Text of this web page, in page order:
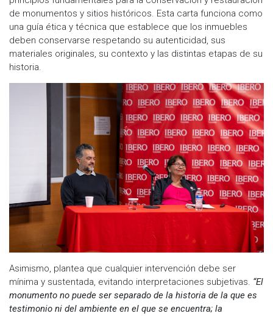
de monumentos y sitios históricos. Esta carta funciona como
una guía ética y técnica que establece que los inmuebles
deben conservarse respetando su autenticidad, sus
materiales originales, su contexto y las distintas etapas de su
historia.
Asimismo, plantea que cualquier intervención debe ser
mínima y sustentada, evitando interpretaciones subjetivas. “El
monumento no puede ser separado de la historia de la que es
testimonio ni del ambiente en el que se encuentra; la